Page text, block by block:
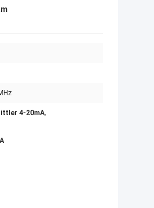
4-20mA,